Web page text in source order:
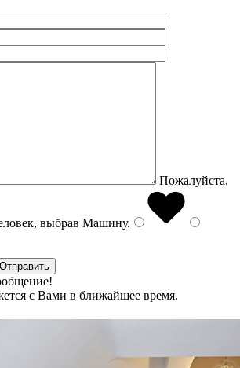
Пожалуйста,
выбрав Машину.
с Вами в ближайшее время.